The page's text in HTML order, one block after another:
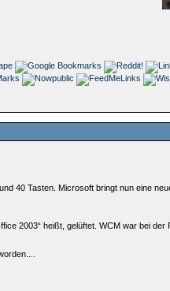
40 Tasten. Microsoft bringt nun eine
2003“ heißt, gelüftet. WCM war bei der